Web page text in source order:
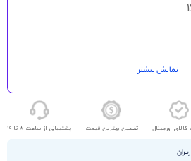
نمایش بیشتر
اورجینال تضمین بهترین قیمت پشتیبانی از ساعت 8 تا 19